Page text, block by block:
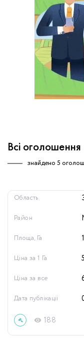
Всі оголошення
знайдено 5
Область
Район
Площа, Га
Ціна за 1 Га
Ціна за все
188
Дата публікації
Немає облікового
Зареєструватися
обробку